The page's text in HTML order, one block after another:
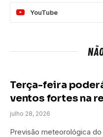
YouTube
Terça-feira
ventos fortes na
julho 28, 2026
Previsão meteorológica